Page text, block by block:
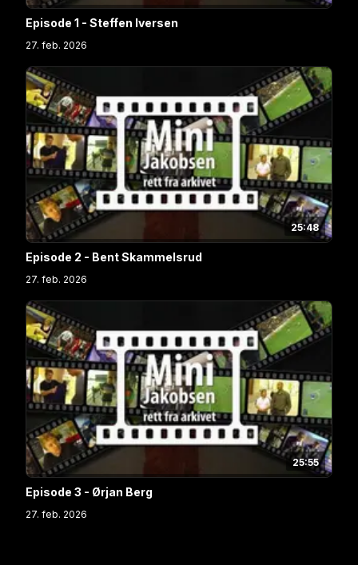
Episode 1 - Steffen Iversen
27. feb. 2026
25:48
Episode 2 - Bent Skammelsrud
27. feb. 2026
25:55
Episode 3 - Ørjan Berg
27. feb. 2026